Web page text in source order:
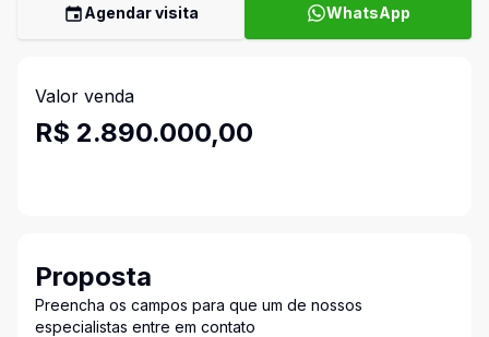
Agendar visita WhatsApp
Valor venda
R$ 2.890.000,00
Proposta
Preencha os campos para que um de nossos
especialistas entre em contato